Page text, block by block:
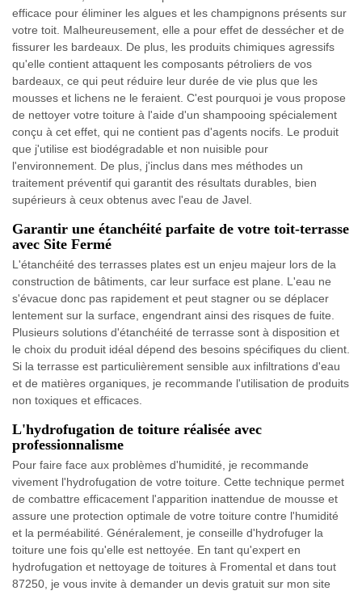
efficace pour éliminer les algues et les champignons présents sur
votre toit. Malheureusement, elle a pour effet de dessécher et de
fissurer les bardeaux. De plus, les produits chimiques agressifs
qu'elle contient attaquent les composants pétroliers de vos
bardeaux, ce qui peut réduire leur durée de vie plus que les
mousses et lichens ne le feraient. C'est pourquoi je vous propose
de nettoyer votre toiture à l'aide d'un shampooing spécialement
conçu à cet effet, qui ne contient pas d'agents nocifs. Le produit
que j'utilise est biodégradable et non nuisible pour
l'environnement. De plus, j'inclus dans mes méthodes un
traitement préventif qui garantit des résultats durables, bien
supérieurs à ceux obtenus avec l'eau de Javel.
Garantir une étanchéité parfaite de votre toit-terrasse
avec Site Fermé
L'étanchéité des terrasses plates est un enjeu majeur lors de la
construction de bâtiments, car leur surface est plane. L'eau ne
s'évacue donc pas rapidement et peut stagner ou se déplacer
lentement sur la surface, engendrant ainsi des risques de fuite.
Plusieurs solutions d'étanchéité de terrasse sont à disposition et
le choix du produit idéal dépend des besoins spécifiques du client.
Si la terrasse est particulièrement sensible aux infiltrations d'eau
et de matières organiques, je recommande l'utilisation de produits
non toxiques et efficaces.
L'hydrofugation de toiture réalisée avec
professionnalisme
Pour faire face aux problèmes d'humidité, je recommande
vivement l'hydrofugation de votre toiture. Cette technique permet
de combattre efficacement l'apparition inattendue de mousse et
assure une protection optimale de votre toiture contre l'humidité
et la perméabilité. Généralement, je conseille d'hydrofuger la
toiture une fois qu'elle est nettoyée. En tant qu'expert en
hydrofugation et nettoyage de toitures à Fromental et dans tout
87250, je vous invite à demander un devis gratuit sur mon site